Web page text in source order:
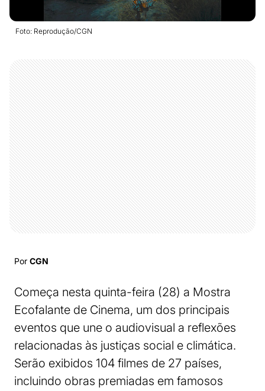
Foto: Reprodução/CGN
Por CGN
Começa nesta quinta-feira (28) a Mostra
Ecofalante de Cinema, um dos principais
eventos que une o audiovisual a reflexões
relacionadas às justiças social e climática.
Serão exibidos 104 filmes de 27 países,
incluindo obras premiadas em famosos